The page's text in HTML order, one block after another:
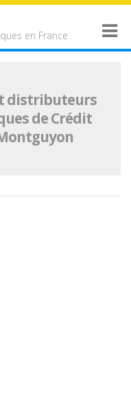
en France
distributeurs
de Crédit